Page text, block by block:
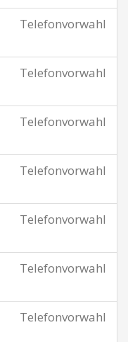
Telefonvorwahl
Telefonvorwahl
Telefonvorwahl
Telefonvorwahl
Telefonvorwahl
Telefonvorwahl
Telefonvorwahl